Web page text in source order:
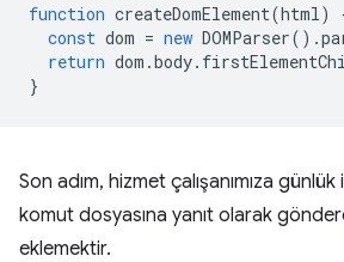
function createDomElement(html)
const dom = new DOMParser().
return dom .body.
}
Son adım, hizmet çalışanımıza
komut dosyasına yanıt olarak
eklemektir.